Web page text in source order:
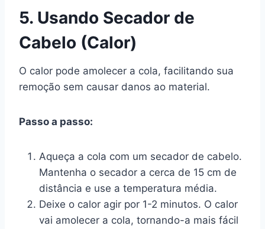
5. Usando Secador de
Cabelo (Calor)
O calor pode amolecer a cola, facilitando sua
remoção sem causar danos ao material.
Passo a passo:
Aqueça a cola com um secador de cabelo.
Mantenha o secador a cerca de 15 cm de
distância e use a temperatura média.
Deixe o calor agir por 1-2 minutos. O calor
vai amolecer a cola, tornando-a mais fácil